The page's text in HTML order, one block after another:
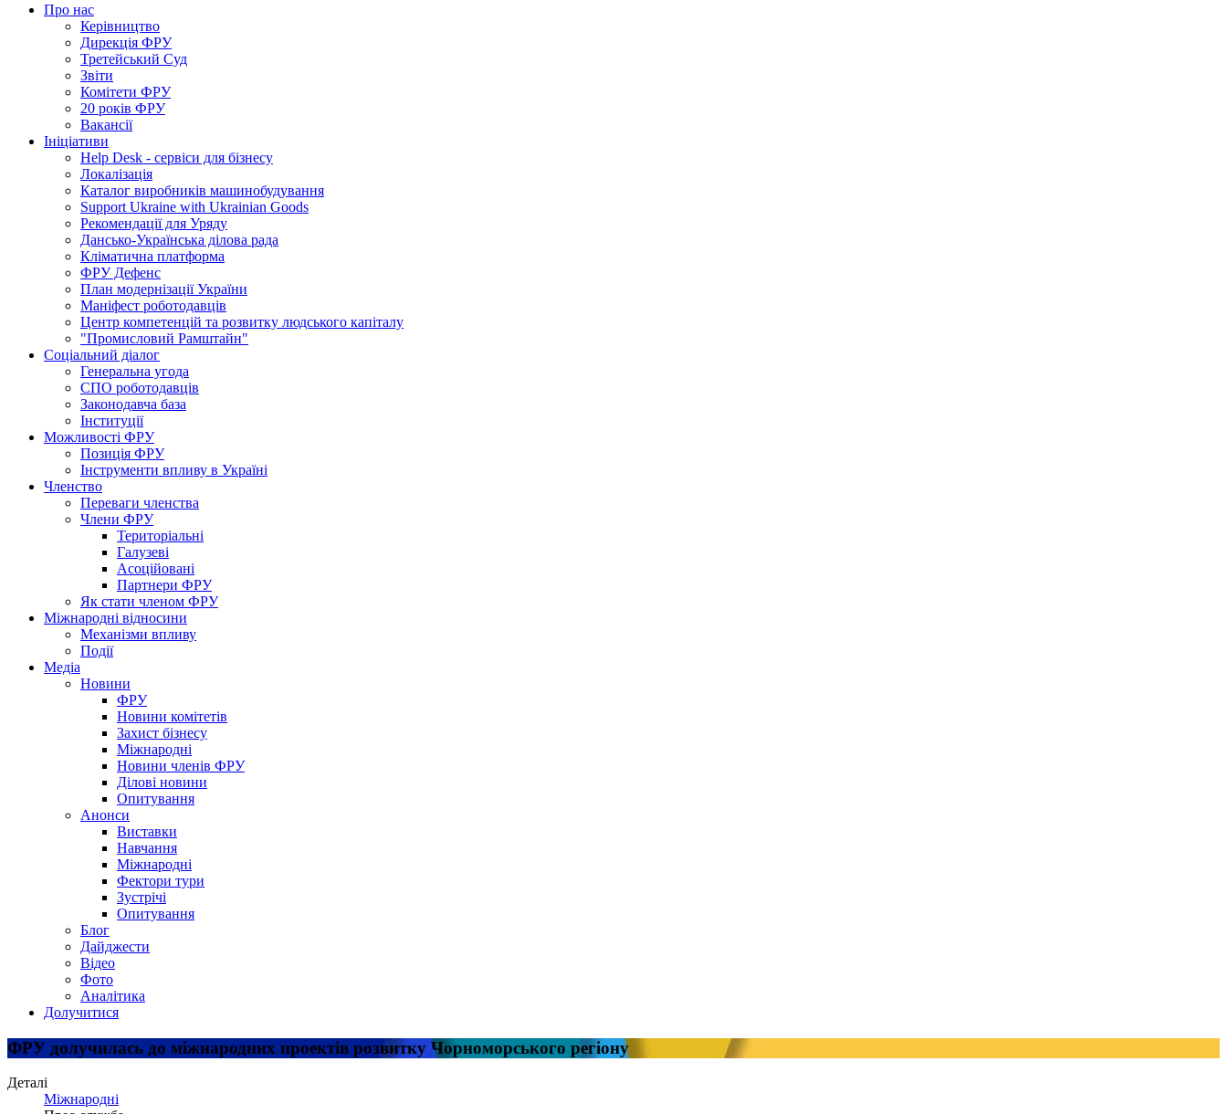
Про нас
Керівництво
Дирекція ФРУ
Третейський Суд
Звіти
Комітети ФРУ
20 років ФРУ
Вакансії
Ініціативи
Help Desk - сервіси для бізнесу
Локалізація
Каталог виробників машинобудування
Support Ukraine with Ukrainian Goods
Рекомендації для Уряду
Дансько-Українська ділова рада
Кліматична платформа
ФРУ Дефенс
План модернізації України
Маніфест роботодавців
Центр компетенцій та розвитку людського капіталу
"Промисловий Рамштайн"
Соціальний діалог
Генеральна угода
СПО роботодавців
Законодавча база
Інституції
Можливості ФРУ
Позиція ФРУ
Інструменти впливу в Україні
Членство
Переваги членства
Члени ФРУ
Територіальні
Галузеві
Асоційовані
Партнери ФРУ
Як стати членом ФРУ
Міжнародні відносини
Механізми впливу
Події
Медіа
Новини
ФРУ
Новини комітетів
Захист бізнесу
Міжнародні
Новини членів ФРУ
Ділові новини
Опитування
Анонси
Виставки
Навчання
Міжнародні
Фектори тури
Зустрічі
Опитування
Блог
Дайджести
Відео
Фото
Аналітика
Долучитися
ФРУ долучилась до міжнародних проектів розвитку Чорноморського регіону
Деталі
Міжнародні